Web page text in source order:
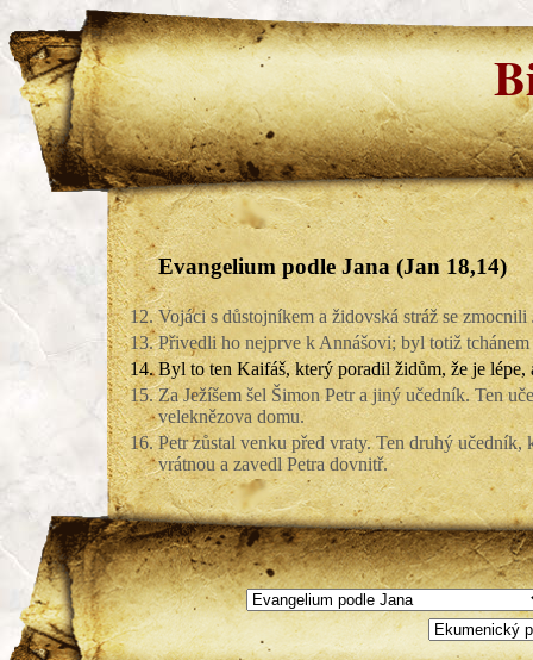
Evangelium podle Jana (Jan 18,14)
12. Vojáci s důstojníkem a židovská stráž se zmocnili
13. Přivedli ho nejprve k Annášovi; byl totiž
14. Byl to ten Kaifáš, který poradil židům, že je lépe,
15. Za Ježíšem šel Šimon Petr a jiný učedník. Ten
veleknězova domu.
16. Petr zůstal venku před vraty. Ten druhý
vrátnou a zavedl Petra dovnitř.